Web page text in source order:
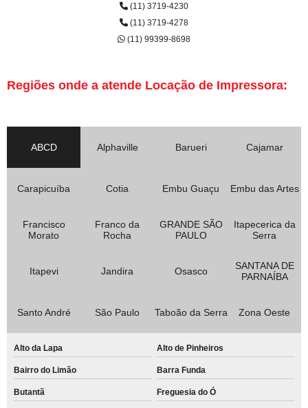
(11) 3719-4230
(11) 3719-4278
(11) 99399-8698
Regiões onde a atende Locação de Impressora:
ABCD Alphaville Barueri Cajamar
Carapicuíba Cotia Embu Guaçu Embu das Artes
Francisco
Morato
Franco da
Rocha
GRANDE SÃO
PAULO
Itapecerica da
Serra
Itapevi Jandira Osasco
SANTANA DE
PARNAÍBA
Santo André São Paulo Taboão da Serra Zona Oeste
Alto da Lapa Alto de Pinheiros
Bairro do Limão Barra Funda
Butantã Freguesia do Ó